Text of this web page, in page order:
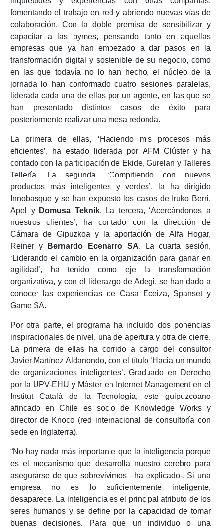
fomentando el trabajo en red y abriendo nuevas vías de
colaboración. Con la doble premisa de sensibilizar y
capacitar a las pymes, pensando tanto en aquellas
empresas que ya han empezado a dar pasos en la
transformación digital y sostenible de su negocio, como
en las que todavía no lo han hecho, el núcleo de la
jornada lo han conformado cuatro sesiones paralelas,
liderada cada una de ellas por un agente, en las que se
han presentado distintos casos de éxito para
posteriormente realizar una mesa redonda.
La primera de ellas, ‘Haciendo mis procesos más
eficientes’, ha estado liderada por AFM Clúster y ha
contado con la participación de Ekide, Gurelan y Talleres
Tellería. La segunda, ‘Compitiendo con nuevos
productos más inteligentes y verdes’, la ha dirigido
Innobasque y se han expuesto los casos de Iruko Berri,
Apel y
Domusa Teknik. La tercera, ‘Acercándonos a
nuestros clientes’, ha contado con la dirección de
Cámara de Gipuzkoa y la aportación de Alfa Hogar,
Reiner y
Bernardo Ecenarro SA. La cuarta sesión,
‘Liderando el cambio en la organización para ganar en
agilidad’, ha tenido como eje la transformación
organizativa, y con el liderazgo de Adegi, se han dado a
conocer las experiencias de Casa Eceiza, Spanset y
Game SA.
Por otra parte, el programa ha incluido dos ponencias
inspiracionales de nivel, una de apertura y otra de cierre.
La primera de ellas ha corrido a cargo del consultor
Javier Martínez Aldanondo, con el título ‘Hacia un mundo
de organizaciones inteligentes’. Graduado en Derecho
por la UPV-EHU y Máster en Internet Management en el
Institut Català de la Tecnología, este guipuzcoano
afincado en Chile es socio de Knowledge Works y
director de Knoco (red internacional de consultoría con
sede en Inglaterra).
“No hay nada más importante que la inteligencia porque
es el mecanismo que desarrolla nuestro cerebro para
asegurarse de que sobrevivimos –ha explicado-. Si una
empresa no es lo suficientemente inteligente,
desaparece. La inteligencia es el principal atributo de los
seres humanos y se define por la capacidad de tomar
buenas decisiones. Para que un individuo o una